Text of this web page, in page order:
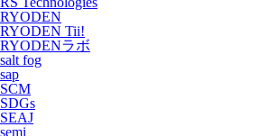
RYODEN
RYODEN Tii!
RYODENラボ
salt fog
sap
SCM
SDGs
SEAJ
semi